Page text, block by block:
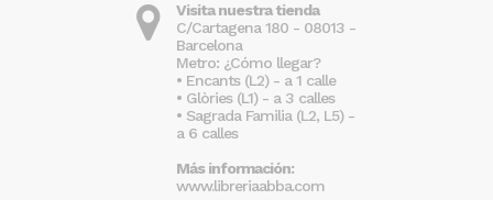
Visita nuestra tienda
C/Cartagena 180 - 08013 -
Barcelona
Metro: ¿Cómo llegar?
• Encants (L2) - a 1 calle
• Glòries (L1) - a 3 calles
• Sagrada Familia (L2, L5) -
a 6 calles
Más información:
www.libreriaabba.com